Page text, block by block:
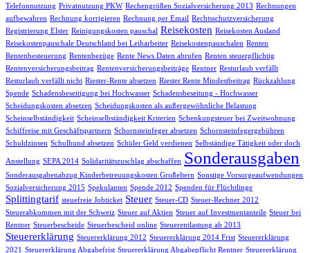
Telefonnutzung Privatnutzung PKW Rechengrößen Sozialversicherung 2013 Rechnungen
aufbewahren Rechnung korrigieren Rechnung per Email Rechtsschutzversicherung
Registrierung Elster Reinigungskosten pauschal Reisekosten Reisekosten Ausland
Reisekostenpauschale Deutschland bei Leiharbeiter Reisekostenpauschalen Renten
Rentenbesteuerung Rentenbezüge Rente News Daten abrufen Renten steuerpflichtig
Rentenversicherungsbeitrag Rentenversicherungsbeiträge Rentner Resturlaub verfällt
Resturlaub verfällt nicht Riester-Rente absetzen Riester Rente Mindestbeitrag Rückzahlung
Spende Schadensbeseitigung bei Hochwasser Schadensbeseitung - Hochwasser
Scheidungskosten absetzen Scheidungskosten als außergewöhnliche Belastung
Scheinselbständigkeit Scheinselbständigkeit Kriterien Schenkungsteuer bei Zweitwohnung
Schiffreise mit Geschäftspartnern Schornsteinfeger absetzen Schornsteinfegergebühren
Schuldzinsen Schulhund absetzen Schüler Geld verdienen Selbständige Tätigkeit oder doch
Anstellung SEPA 2014 Solidaritätszuschlag abschaffen Sonderausgaben
Sonderausgabenabzug Kinderbetreuungskosten Großeltern Sonstige Vorsorgeaufwendungen
Sozialversicherung 2015 Spekulanten Spende 2012 Spenden für Flüchtlinge
Splittingtarif steuefreie Jobticket Steuer Steuer-CD Steuer-Rechner 2012
Steuerabkommen mit der Schweiz Steuer auf Aktien Steuer auf Investmentanteile Steuer bei
Rentner Steuerbescheide Steuerbescheid online Steuerentlastung ab 2013
Steuererklärung Steuererklärung 2012 Steuererklärung 2014 Frist Steuererklärung
2021
Steuererklärung Abgabefrist Steuererklärung Abgabepflicht Rentner Steuererklärung